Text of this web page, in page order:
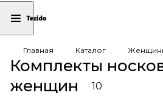
Главная Каталог
Комплекты
женщин
10